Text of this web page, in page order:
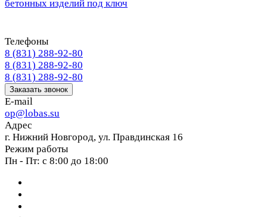
Телефоны
8 (831) 288-92-80
8 (831) 288-92-80
8 (831) 288-92-80
Заказать звонок
E-mail
op@lobas.su
Адрес
г. Нижний Новгород, ул. Правдинская 16
Режим работы
Пн - Пт: с 8:00 до 18:00